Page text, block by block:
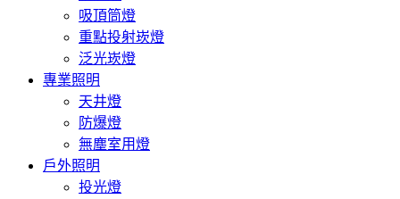
吸頂筒燈
重點投射崁燈
泛光崁燈
專業照明
天井燈
防爆燈
無塵室用燈
戶外照明
投光燈